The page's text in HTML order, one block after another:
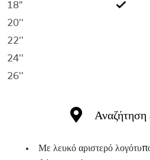
18"
20''
22''
24''
26''
Με λευκό αριστερό